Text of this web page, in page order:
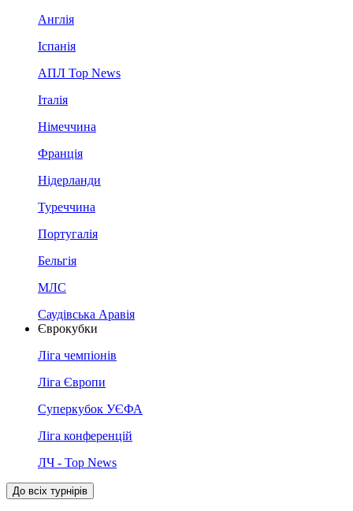
Англія
Іспанія
АПЛ Top News
Італія
Німеччина
Франція
Нідерланди
Туреччина
Португалія
Бельгія
МЛС
Саудівська Аравія
Єврокубки
Ліга чемпіонів
Ліга Європи
Суперкубок УЄФА
Ліга конференцій
ЛЧ - Top News
До всіх турнірів